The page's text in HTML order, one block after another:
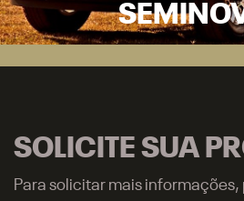
SOLICITE SUA
Para solicitar mais